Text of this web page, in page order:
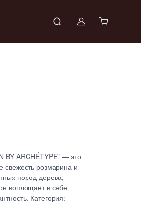
Войти в
ARCHÉTYPE" — это
розмарина и
пород дерева,
воплощает в себе
Категория: